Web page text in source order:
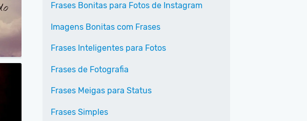
Frases Bonitas para Fotos de Instagram
Imagens Bonitas com Frases
Frases Inteligentes para Fotos
Frases de Fotografia
Frases Meigas para Status
Frases Simples